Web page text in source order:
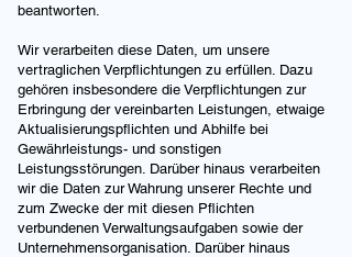
beantworten.
Wir verarbeiten diese Daten, um unsere
vertraglichen Verpflichtungen zu erfüllen. Dazu
gehören insbesondere die Verpflichtungen zur
Erbringung der vereinbarten Leistungen, etwaige
Aktualisierungspflichten und Abhilfe bei
Gewährleistungs- und sonstigen
Leistungsstörungen. Darüber hinaus verarbeiten
wir die Daten zur Wahrung unserer Rechte und
zum Zwecke der mit diesen Pflichten
verbundenen Verwaltungsaufgaben sowie der
Unternehmensorganisation. Darüber hinaus